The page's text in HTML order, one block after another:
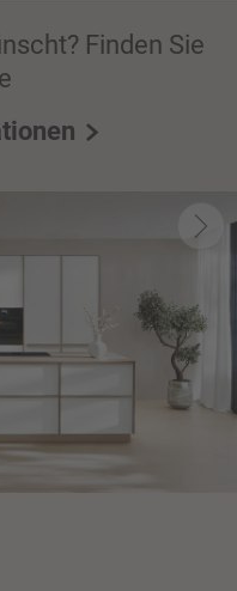
Finden Sie